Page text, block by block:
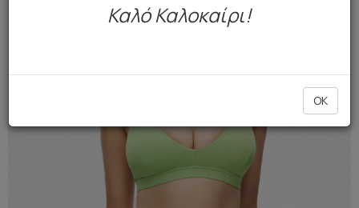
Καλό Καλοκαίρι!
OK